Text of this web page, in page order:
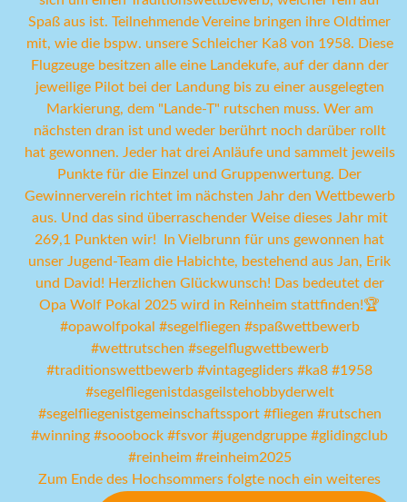
Zum Ende des Hochsommers folgte noch ein weiteres